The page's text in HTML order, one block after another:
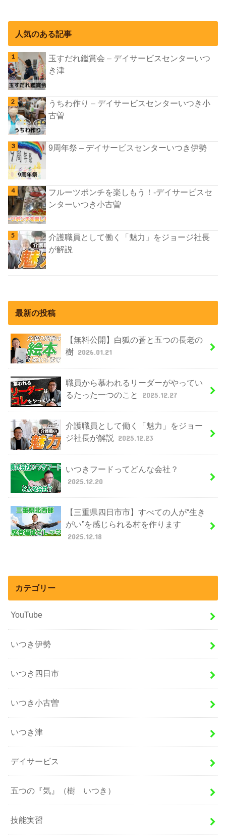
人気のある記事
玉すだれ鑑賞会 – デイサービスセンターいつ
き津
うちわ作り – デイサービスセンターいつき小
古曽
9周年祭 – デイサービスセンターいつき伊勢
フルーツポンチを楽しもう！-デイサービスセ
ンターいつき小古曽
介護職員として働く「魅力」をジョージ社長
が解説
最新の投稿
【無料公開】白狐の蒼と五つの長老の
樹 2026.01.21
職員から慕われるリーダーがやってい
るたった一つのこと
2025.12.27
介護職員として働く「魅力」をジョー
ジ社長が解説
2025.12.23
いつきフードってどんな会社？
2025.12.20
【三重県四日市市】すべての人が“生き
がい”を感じられる村を作ります
2025.12.18
カテゴリー
YouTube
いつき伊勢
いつき四日市
いつき小古曽
いつき津
デイサービス
五つの『気』（樹 いつき）
技能実習